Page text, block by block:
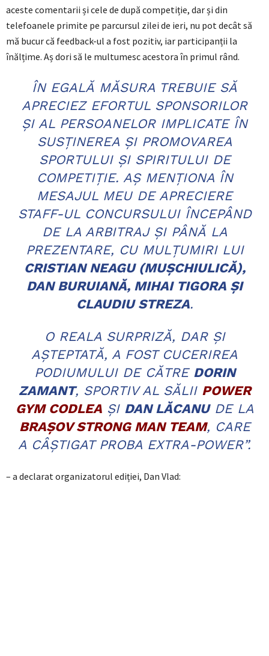
aceste comentarii și cele de după competiție, dar și din
telefoanele primite pe parcursul zilei de ieri, nu pot decât să
mă bucur că feedback-ul a fost pozitiv, iar participanții la
înălțime. Aș dori să le multumesc acestora în primul rând.
ÎN EGALĂ MĂSURA TREBUIE SĂ
APRECIEZ EFORTUL SPONSORILOR
ȘI AL PERSOANELOR IMPLICATE ÎN
SUSȚINEREA ȘI PROMOVAREA
SPORTULUI ȘI SPIRITULUI DE
COMPETIȚIE. AȘ MENȚIONA ÎN
MESAJUL MEU DE APRECIERE
STAFF-UL CONCURSULUI ÎNCEPÂND
DE LA ARBITRAJ ȘI PÂNĂ LA
PREZENTARE, CU MULȚUMIRI LUI
CRISTIAN NEAGU (MUȘCHIULICĂ),
DAN BURUIANĂ, MIHAI TIGORA ȘI
CLAUDIU STREZA.
O REALA SURPRIZĂ, DAR ȘI
AȘTEPTATĂ, A FOST CUCERIREA
PODIUMULUI DE CĂTRE DORIN
ZAMANT, SPORTIV AL SĂLII POWER
GYM CODLEAȘI DAN LĂCANUDE LA
BRAȘOV STRONG MAN TEAM, CARE
A CÂȘTIGAT PROBA EXTRA-POWER”.
– a declarat organizatorul ediției, Dan Vlad: